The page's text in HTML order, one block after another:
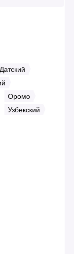
Датский
Оромо
Узбекский